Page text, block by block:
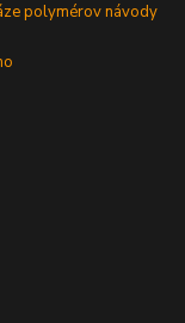
polymérov návody